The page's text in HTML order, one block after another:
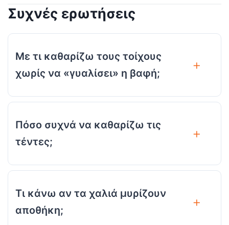
Συχνές ερωτήσεις
Με τι καθαρίζω τους τοίχους
χωρίς να «γυαλίσει» η βαφή;
Πόσο συχνά να καθαρίζω τις
τέντες;
Τι κάνω αν τα χαλιά μυρίζουν
αποθήκη;